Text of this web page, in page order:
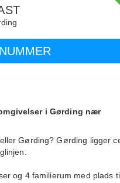
i Gørding nær
Gørding? Gørding ligger
og 4 familierum med plads